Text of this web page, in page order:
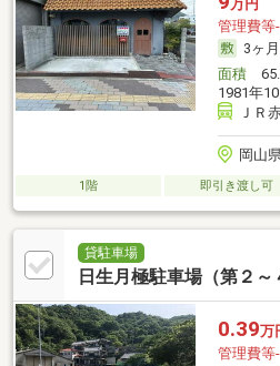
万円
管理費等-
3ヶ月
面積
1981年
ＪＲ
岡山
1階 即引き渡し可
貸駐車場
日生月極駐車場（第２～
0.39万
管理費等-